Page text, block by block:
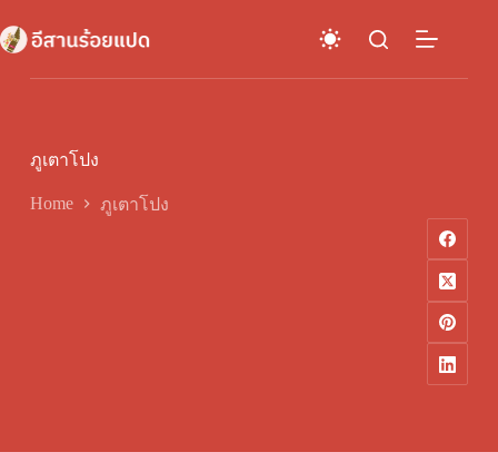
to
content
ภูเตาโปง
Home ภูเตาโปง